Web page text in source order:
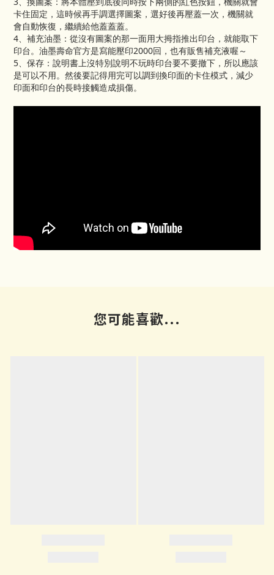
卡住固定，這時候再手調選擇圖案，選好後再壓蓋一次，機關就
會自動恢復，繼續給他蓋蓋蓋。
4、補充油墨：從沒有圖案的那一面用大拇指推出印台，就能取下
印台。油墨壽命官方是寫能壓印2000回，也有販售補充液喔～
5、保存：說明書上沒特別說明不玩時印台要不要撤下，所以應該
是可以不用。然後要記得用完可以調到換印面的卡住模式，減少
印面和印台的長時接觸造成損傷。
您可能喜歡...